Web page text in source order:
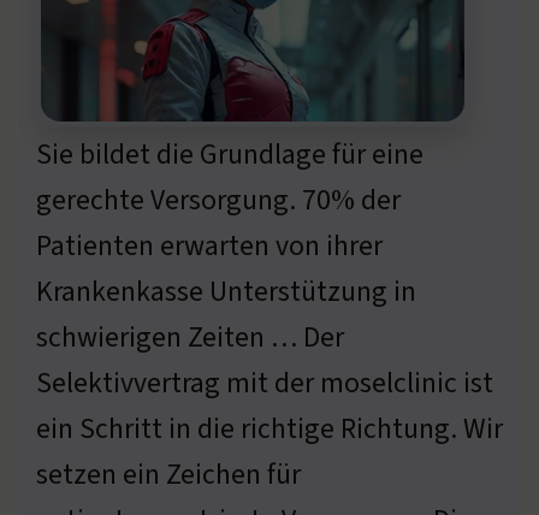
Sie bildet die Grundlage für eine
gerechte Versorgung. 70% der
Patienten erwarten von ihrer
Krankenkasse Unterstützung in
schwierigen Zeiten … Der
Selektivvertrag mit der moselclinic ist
ein Schritt in die richtige Richtung. Wir
setzen ein Zeichen für